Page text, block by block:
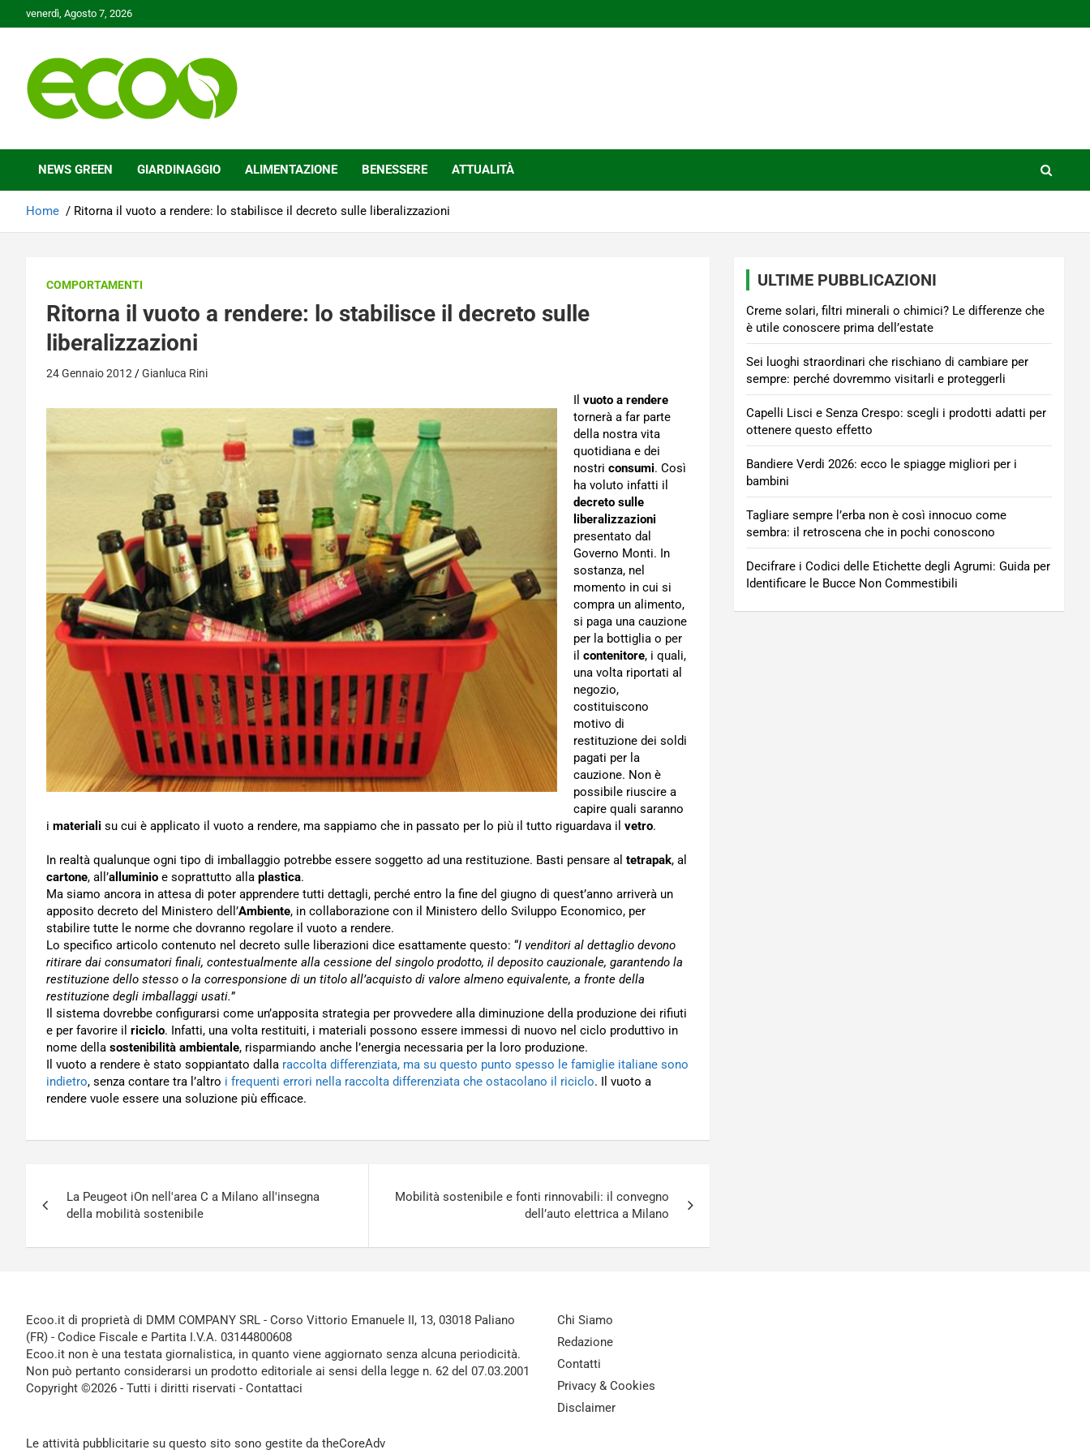
to
venerdì, Agosto 7, 2026
Ecoo.it
NEWS GREEN GIARDINAGGIO ALIMENTAZIONE BENESSERE ATTUALITÀ
Home Ritorna il vuoto a rendere: lo stabilisce il decreto sulle liberalizzazioni
COMPORTAMENTI
Ritorna il vuoto a rendere: lo stabilisce il decreto sulle
liberalizzazioni
24 Gennaio 2012 Gianluca Rini
Il vuoto a rendere
tornerà a far parte
della nostra vita
quotidiana e dei
nostri consumi. Così
ha voluto infatti il
decreto sulle
liberalizzazioni
presentato dal
Governo Monti. In
sostanza, nel
momento in cui si
compra un alimento,
si paga una cauzione
per la bottiglia o per
il contenitore, i quali,
una volta riportati al
negozio,
costituiscono
motivo di
restituzione dei soldi
pagati per la
cauzione. Non è
possibile riuscire a
capire quali saranno
i materiali su cui è applicato il vuoto a rendere, ma sappiamo che in passato per lo più il tutto riguardava il vetro.
In realtà qualunque ogni tipo di imballaggio potrebbe essere soggetto ad una restituzione. Basti pensare al tetrapak, al
cartone, all’alluminio e soprattutto alla plastica.
Ma siamo ancora in attesa di poter apprendere tutti dettagli, perché entro la fine del giugno di quest’anno arriverà un
apposito decreto del Ministero dell’Ambiente, in collaborazione con il Ministero dello Sviluppo Economico, per
stabilire tutte le norme che dovranno regolare il vuoto a rendere.
Lo specifico articolo contenuto nel decreto sulle liberazioni dice esattamente questo: “I venditori al dettaglio devono
ritirare dai consumatori finali, contestualmente alla cessione del singolo prodotto, il deposito cauzionale, garantendo la
restituzione dello stesso o la corresponsione di un titolo all’acquisto di valore almeno equivalente, a fronte della
restituzione degli imballaggi usati.”
Il sistema dovrebbe configurarsi come un’apposita strategia per provvedere alla diminuzione della produzione dei rifiuti
e per favorire il riciclo. Infatti, una volta restituiti, i materiali possono essere immessi di nuovo nel ciclo produttivo in
nome della sostenibilità ambientale, risparmiando anche l’energia necessaria per la loro produzione.
Il vuoto a rendere è stato soppiantato dalla raccolta differenziata, ma su questo punto spesso le famiglie italiane sono
indietro, senza contare tra l’altro i frequenti errori nella raccolta differenziata che ostacolano il riciclo. Il vuoto a
rendere vuole essere una soluzione più efficace.
articoli
La Peugeot iOn nell'area C a Milano all'insegna
della mobilità sostenibile
Mobilità sostenibile e fonti rinnovabili: il convegno
dell’auto elettrica a Milano
ULTIME PUBBLICAZIONI
Creme solari, filtri minerali o chimici? Le differenze che
è utile conoscere prima dell’estate
Sei luoghi straordinari che rischiano di cambiare per
sempre: perché dovremmo visitarli e proteggerli
Capelli Lisci e Senza Crespo: scegli i prodotti adatti per
ottenere questo effetto
Bandiere Verdi 2026: ecco le spiagge migliori per i
bambini
Tagliare sempre l’erba non è così innocuo come
sembra: il retroscena che in pochi conoscono
Decifrare i Codici delle Etichette degli Agrumi: Guida per
Identificare le Bucce Non Commestibili
Ecoo.it di proprietà di DMM COMPANY SRL - Corso Vittorio Emanuele II, 13, 03018 Paliano
(FR) - Codice Fiscale e Partita I.V.A. 03144800608
Ecoo.it non è una testata giornalistica, in quanto viene aggiornato senza alcuna periodicità.
Non può pertanto considerarsi un prodotto editoriale ai sensi della legge n. 62 del 07.03.2001
Copyright ©2026 - Tutti i diritti riservati - Contattaci
Le attività pubblicitarie su questo sito sono gestite da theCoreAdv
Chi Siamo
Redazione
Contatti
Privacy & Cookies
Disclaimer